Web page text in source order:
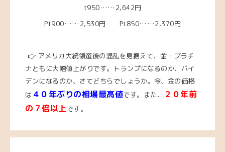
t950……2,642円
Pt900……2,530円 Pt850……2,370円
👉 アメリカ大統領選後の混乱を見据えて、金・プラチ
ナともに大幅値上がりです。トランプになるのか、バイ
デンになるのか、さてどちらでしょうか。 今、金の価格
は ４０年ぶりの相場最高値です。また、
２０年前
の７倍以上です。